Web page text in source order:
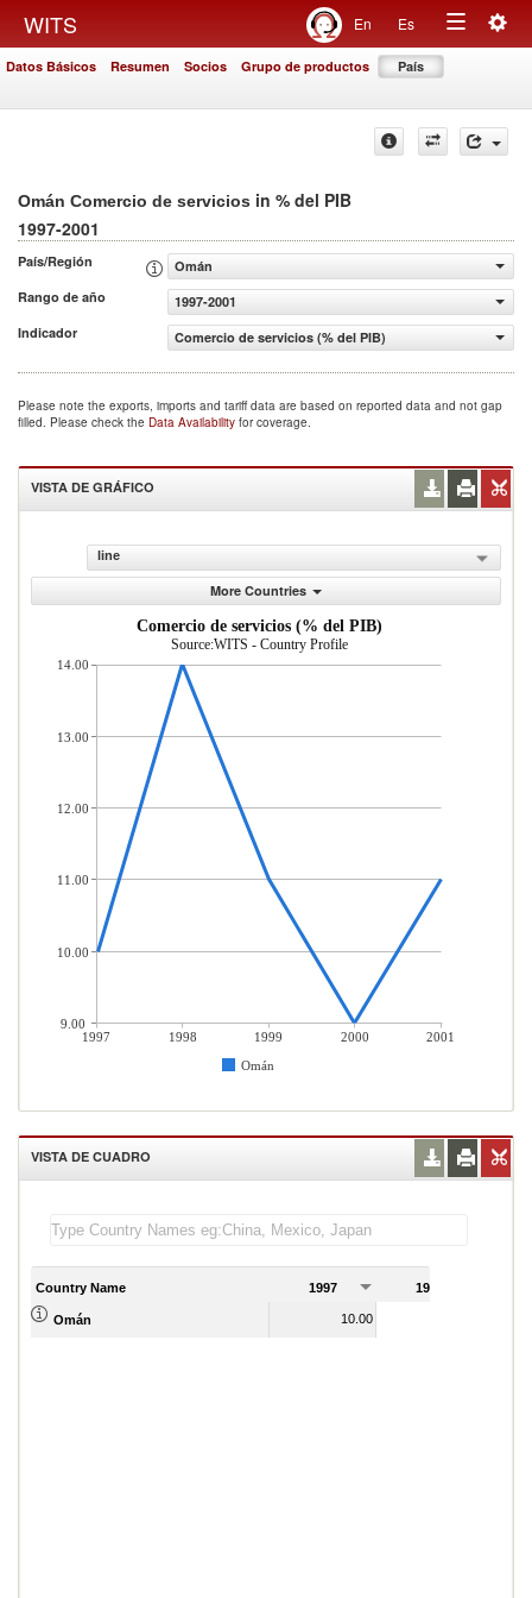
WITS En Es
Toggle
Datos Básicos Resumen Socios Grupo de productos País
Omán Comercio de servicios in % del PIB
1997-2001
País/Región
Omán
Rango de año
1997-2001
Indicador
Comercio de servicios (% del PIB)
Please note the exports, imports and tariff data are based on reported data and not gap
filled. Please check the Data Availability for coverage.
VISTA DE GRÁFICO
line
More Countries
Comercio de servicios (% del PIB)
Source:WITS - Country Profile
1997 1998 1999 2000
2001
Omán
14.00
13.00
12.00
11.00
10.00
9.00
VISTA DE CUADRO
Country Name 1997 1998
Omán 10.00